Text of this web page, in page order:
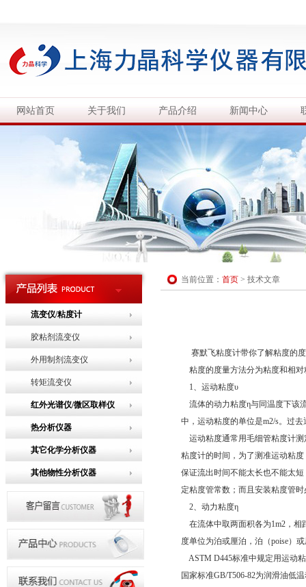
网站首页 关于我们 产品介绍 新闻中心
流变仪/粘度计
胶粘剂流变仪
外用制剂流变仪
转矩流变仪
红外光谱仪/微区取样仪
热分析仪器
其它化学分析仪器
其他物性分析仪器
当前位置： 首页 > 技术文章
赛默飞粘度计带你了解粘度的
粘度的度量方法分为粘度和相对
1、运动粘度υ
流体的动力粘度η与同温度下该
中，运动粘度的单位是m2/s。过去
运动粘度通常用毛细管粘度计测
粘度计的时间，为了测准运动粘
保证流出时间不能太长也不能太
定粘度管常数；而且安装粘度管
2、动力粘度η
在流体中取两面积各为1m2，相
度单位为泊或厘泊，泊（poise）
ASTM D445标准中规定用运动
国家标准GB/T506-82为润滑油低